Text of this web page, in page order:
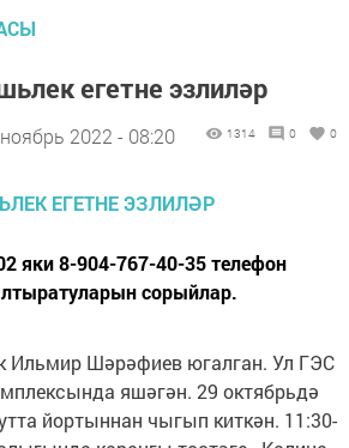
егетне эзлиләр
2022 - 08:20 1314 0 0
яки 8-904-767-40-35 телефон
сорыйлар.
Ильмир Шәрәфиев югалган. Ул ГЭС
яшәгән. 29 октябрьдә
йортыннан чыгып киткән. 11:30-